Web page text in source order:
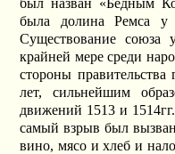
был назван «Бедным
была долина Ремса у
Существование
крайней мере среди
стороны
лет, сильнейшим
движений 1513 и
самый взрыв был
вино, мясо и хлеб и